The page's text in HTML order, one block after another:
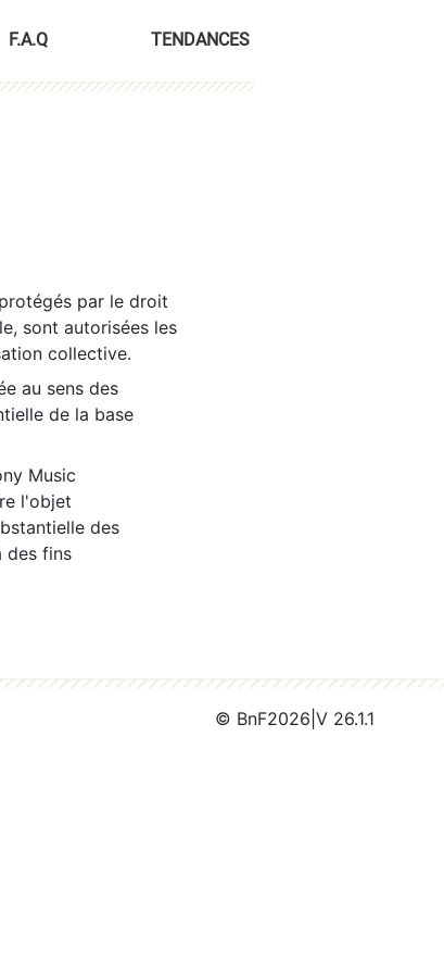
F.A.Q TENDANCES
par le droit
sont autorisées les
collective.
au sens des
de la base
Music
l'objet
des
des fins
© BnF2026 V 26.1.1